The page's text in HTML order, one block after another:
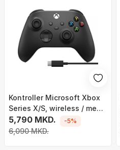
Kontroller Microsoft Xbox
Series X/S, wireless / me
kabllo, i zi
5,790 MKD.
6,090 MKD.
-5%